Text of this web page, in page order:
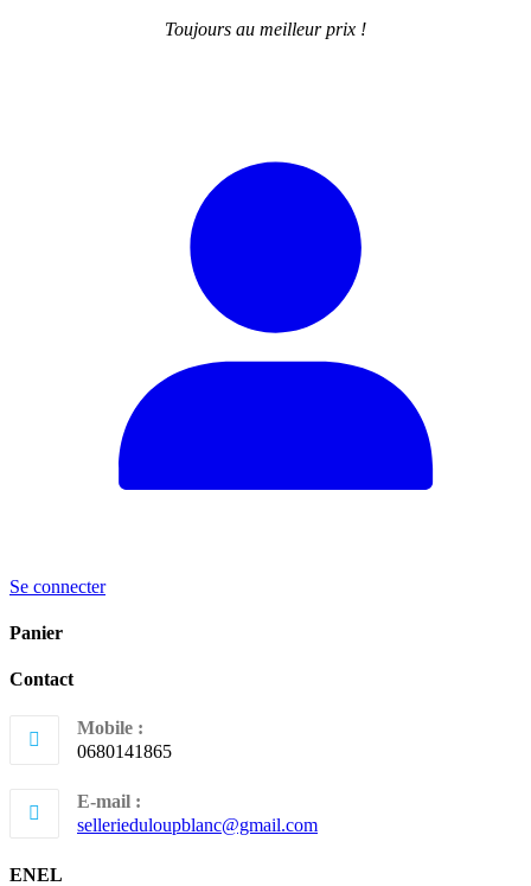
Toujours au meilleur prix !
Se connecter
Panier
Contact
Mobile :
0680141865
E-mail :
sellerieduloupblanc@gmail.comS’ouvre
ENEL